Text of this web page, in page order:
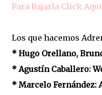
Para Bajarla Click
Los que hacemos
* Hugo Orellano,
* Agustín Caballero:
* Marcelo